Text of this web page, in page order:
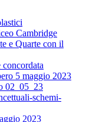
Cambridge
e Quarte con il
5 maggio 2023
02_05_23
schemi-
2023